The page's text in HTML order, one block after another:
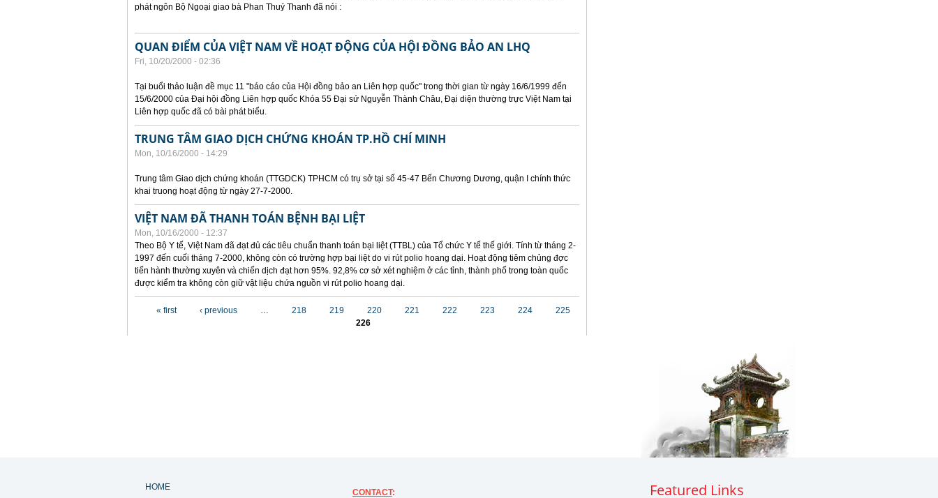
phát ngôn Bộ Ngoại giao bà Phan Thuý Thanh đã nói :
QUAN ĐIỂM CỦA VIỆT NAM VỀ HOẠT ĐỘNG CỦA HỘI ĐỒNG BẢO AN LHQ
Fri, 10/20/2000 - 02:36
Tại buổi thảo luận đề mục 11 "báo cáo của Hội đồng bảo an Liên hợp quốc" trong thời gian từ ngày 16/6/1999 đến
15/6/2000 của Đại hội đồng Liên hợp quốc Khóa 55 Đại sứ Nguyễn Thành Châu, Đại diện thường trực Việt Nam tại
Liên hợp quốc đã có bài phát biểu.
TRUNG TÂM GIAO DỊCH CHỨNG KHOÁN TP.HỒ CHÍ MINH
Mon, 10/16/2000 - 14:29
Trung tâm Giao dịch chứng khoán (TTGDCK) TPHCM có trụ sở tại số 45-47 Bến Chương Dương, quận I chính thức
khai truong hoạt động từ ngày 27-7-2000.
VIỆT NAM ĐÃ THANH TOÁN BỆNH BẠI LIỆT
Mon, 10/16/2000 - 12:37
Theo Bộ Y tế, Việt Nam đã đạt đủ các tiêu chuẩn thanh toán bại liệt (TTBL) của Tổ chức Y tế thế giới. Tính từ tháng 2-
1997 đến cuối tháng 7-2000, không còn có trường hợp bại liệt do vi rút polio hoang dại. Hoạt động tiêm chủng đợc
tiến hành thường xuyên và chiến dịch đạt hơn 95%. 92,8% cơ sở xét nghiệm ở các tỉnh, thành phố trong toàn quốc
được kiểm tra không còn giữ vật liệu chứa nguồn vi rút polio hoang dại.
« first ‹ previous … 218 219 220 221 222 223 224
225
226
HOME
CONTACT: Featured Links